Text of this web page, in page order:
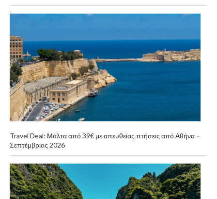
Travel Deal: Μάλτα από 39€ με απευθείας πτήσεις από Αθήνα –
Σεπτέμβριος 2026